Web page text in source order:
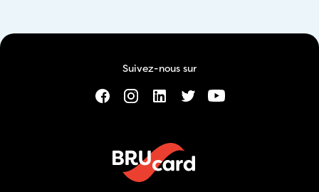
Suivez-nous sur